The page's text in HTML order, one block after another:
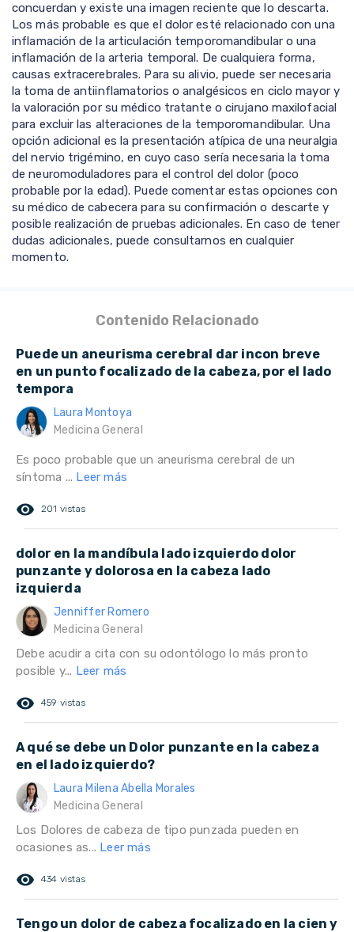
concuerdan y existe una imagen reciente que lo descarta.
Los más probable es que el dolor esté relacionado con una
inflamación de la articulación temporomandibular o una
inflamación de la arteria temporal. De cualquiera forma,
causas extracerebrales. Para su alivio, puede ser necesaria
la toma de antiinflamatorios o analgésicos en ciclo mayor y
la valoración por su médico tratante o cirujano maxilofacial
para excluir las alteraciones de la temporomandibular. Una
opción adicional es la presentación atípica de una neuralgia
del nervio trigémino, en cuyo caso sería necesaria la toma
de neuromoduladores para el control del dolor (poco
probable por la edad). Puede comentar estas opciones con
su médico de cabecera para su confirmación o descarte y
posible realización de pruebas adicionales. En caso de tener
dudas adicionales, puede consultarnos en cualquier
momento.
Contenido Relacionado
Puede un aneurisma cerebral dar incon breve
en un punto focalizado de la cabeza, por el lado
tempora
Laura Montoya
Medicina General
Es poco probable que un aneurisma cerebral de un
síntoma ... Leer más
remove_red_eye 201 vistas
dolor en la mandíbula lado izquierdo dolor
punzante y dolorosa en la cabeza lado
izquierda
Jenniffer Romero
Medicina General
Debe acudir a cita con su odontólogo lo más pronto
posible y... Leer más
remove_red_eye 459 vistas
A qué se debe un Dolor punzante en la cabeza
en el lado izquierdo?
Laura Milena Abella Morales
Medicina General
Los Dolores de cabeza de tipo punzada pueden en
ocasiones as... Leer más
remove_red_eye 434 vistas
Tengo un dolor de cabeza focalizado en la cien y